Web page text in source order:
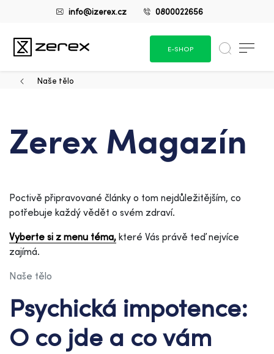
info@izerex.cz 0800022656
E-SHOP
Naše tělo
Zerex Magazín
Poctivě připravované články o tom nejdůležitějším, co
potřebuje každý vědět o svém zdraví.
Vyberte si z menu téma, které Vás právě teď nejvíce
zajímá.
Naše tělo
Psychická impotence:
O co jde a co vám